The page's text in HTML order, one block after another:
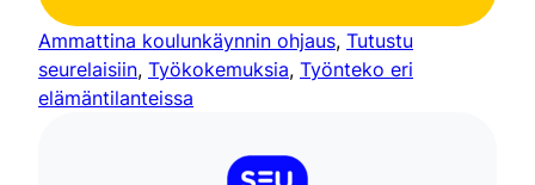
Ammattina koulunkäynnin ohjaus, Tutustu
seurelaisiin, Työkokemuksia, Työnteko eri
elämäntilanteissa